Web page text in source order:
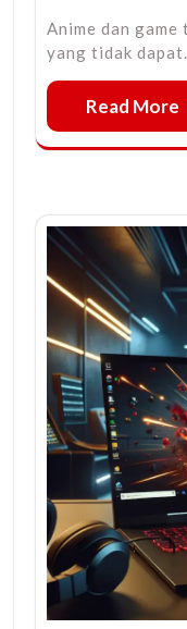
Anime dan
yang tidak
Read More